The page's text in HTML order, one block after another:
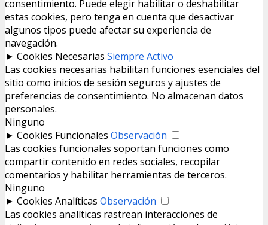
consentimiento. Puede elegir habilitar o deshabilitar
estas cookies, pero tenga en cuenta que desactivar
algunos tipos puede afectar su experiencia de
navegación.
► Cookies Necesarias Siempre Activo
Las cookies necesarias habilitan funciones esenciales del
sitio como inicios de sesión seguros y ajustes de
preferencias de consentimiento. No almacenan datos
personales.
Ninguno
► Cookies Funcionales Observación
Las cookies funcionales soportan funciones como
compartir contenido en redes sociales, recopilar
comentarios y habilitar herramientas de terceros.
Ninguno
► Cookies Analíticas Observación
Las cookies analíticas rastrean interacciones de